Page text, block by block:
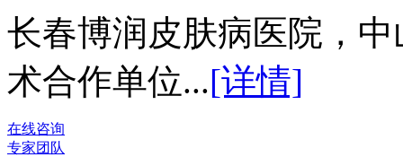
长春博润皮肤病医院，
术合作单位...[详情]
在线咨询
专家团队